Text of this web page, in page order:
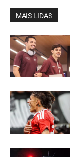
MAIS LIDAS